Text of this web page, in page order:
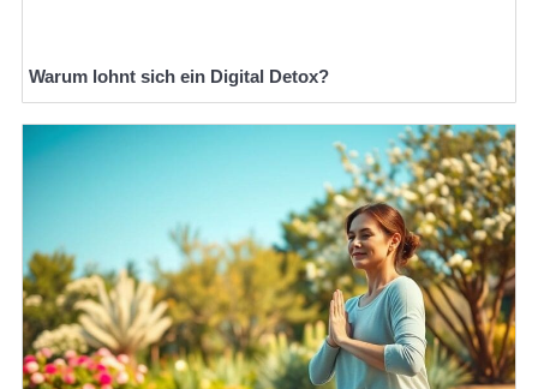
Warum lohnt sich ein Digital Detox?